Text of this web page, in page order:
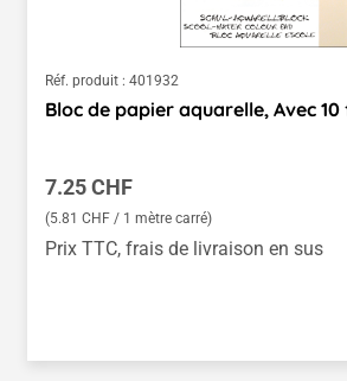
Réf. produit : 401932
Bloc de papier aquarelle, Avec 10
Prix régulier :
7.25 CHF
(5.81 CHF / 1 mètre carré)
Prix TTC, frais de livraison en sus